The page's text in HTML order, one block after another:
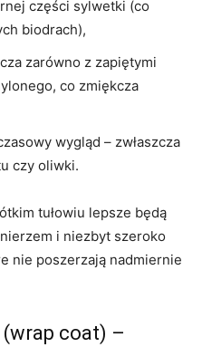
części sylwetki (co
biodrach),
zarówno z zapiętymi
co zmiękcza
wygląd – zwłaszcza
czy oliwki.
tułowiu lepsze będą
i niezbyt szeroko
nie poszerzają nadmiernie
(wrap coat) –